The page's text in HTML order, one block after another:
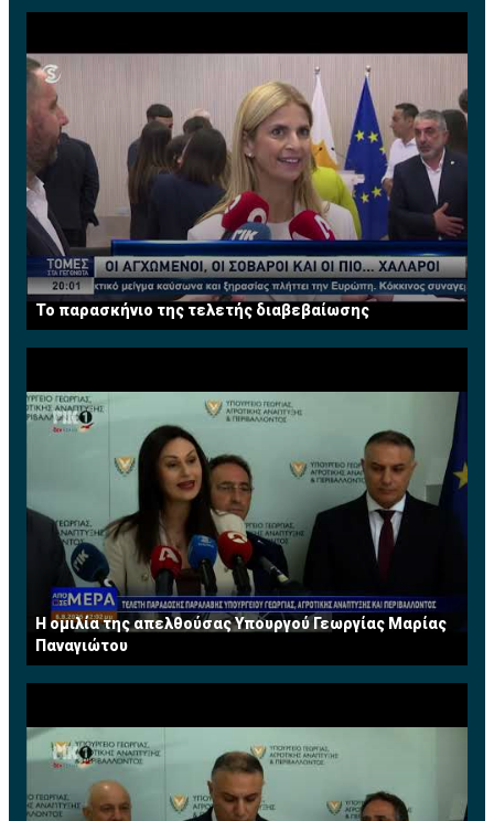
Το παρασκήνιο της τελετής διαβεβαίωσης
Η ομιλία της απελθούσας Υπουργού Γεωργίας Μαρίας
Παναγιώτου